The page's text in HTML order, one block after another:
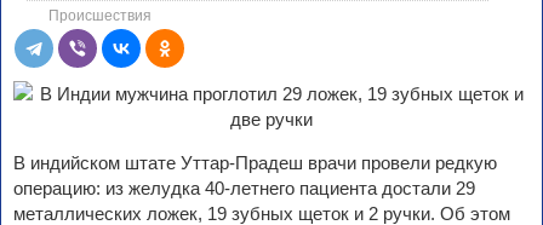
Происшествия
В индийском штате Уттар-Прадеш врачи провели редкую
операцию: из желудка 40-летнего пациента достали 29
металлических ложек, 19 зубных щеток и 2 ручки. Об этом